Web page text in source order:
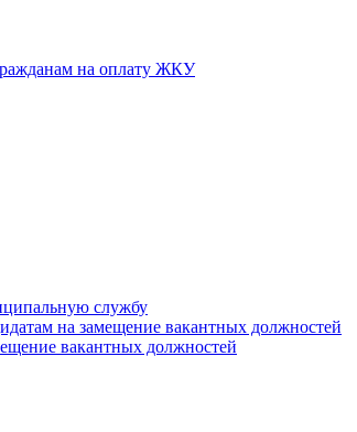
на оплату ЖКУ
службу
на замещение вакантных должностей
вакантных должностей